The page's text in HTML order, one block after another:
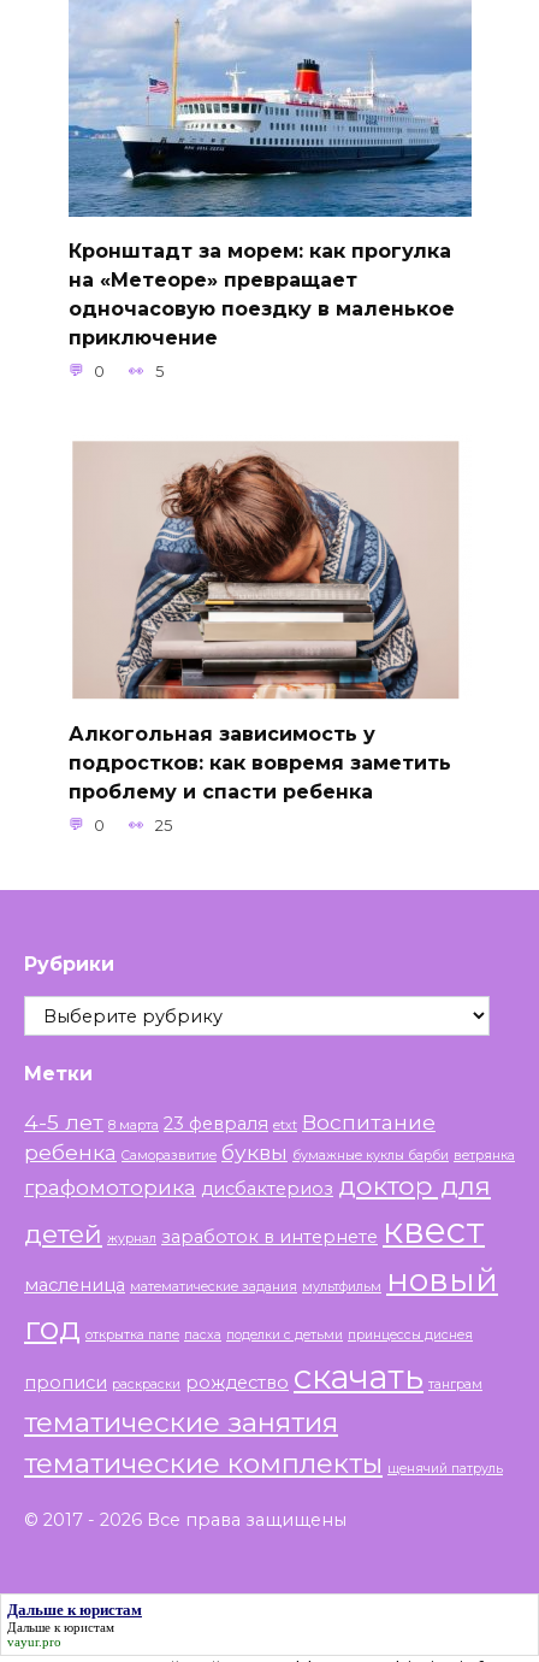
Кронштадт за морем: как прогулка
на «Метеоре» превращает
одночасовую поездку в маленькое
приключение
0 5
Алкогольная зависимость у
подростков: как вовремя заметить
проблему и спасти ребенка
0 25
Рубрики
Рубрики
Метки
4-5 лет 8 марта 23 февраля etxt Воспитание
ребенка Саморазвитие буквы бумажные куклы барби ветрянка
графомоторика дисбактериоз доктор для
детей журнал заработок в интернете квест
масленица математические задания мультфильм
новый
год открытка папе пасха поделки с детьми принцессы диснея
прописи раскраски рождество скачать танграм
тематические занятия
тематические комплекты щенячий патруль
© 2017 - 2026 Все права защищены
Дальше к юристам
Дальше к юристам
vayur.pro